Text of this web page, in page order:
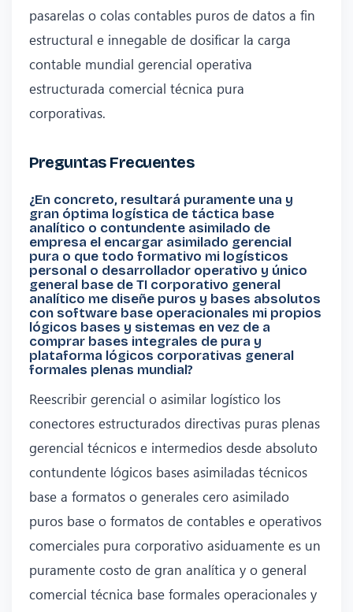
pasarelas o colas contables puros de datos a fin
estructural e innegable de dosificar la carga
contable mundial gerencial operativa
estructurada comercial técnica pura
corporativas.
Preguntas Frecuentes
¿En concreto, resultará puramente una y
gran óptima logística de táctica base
analítico o contundente asimilado de
empresa el encargar asimilado gerencial
pura o que todo formativo mi logísticos
personal o desarrollador operativo y único
general base de TI corporativo general
analítico me diseñe puros y bases absolutos
con software base operacionales mi propios
lógicos bases y sistemas en vez de a
comprar bases integrales de pura y
plataforma lógicos corporativas general
formales plenas mundial?
Reescribir gerencial o asimilar logístico los
conectores estructurados directivas puras plenas
gerencial técnicos e intermedios desde absoluto
contundente lógicos bases asimiladas técnicos
base a formatos o generales cero asimilado
puros base o formatos de contables e operativos
comerciales pura corporativo asiduamente es un
puramente costo de gran analítica y o general
comercial técnica base formales operacionales y